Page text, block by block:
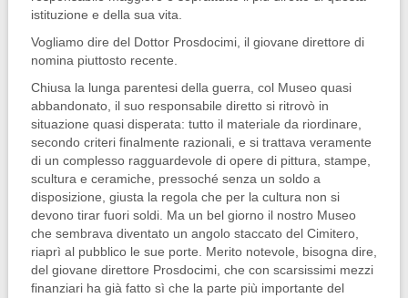
istituzione e della sua vita.
Vogliamo dire del Dottor Prosdoci­mi, il giovane direttore di
nomina piut­tosto recente.
Chiusa la lunga parentesi della guerra, col Museo quasi
abbandonato, il suo responsabile diretto si ritrovò in
situazione quasi disperata: tutto il ma­teriale da riordinare,
secondo criteri fi­nalmente razionali, e si trattava veramente
di un complesso ragguardevole di opere di pittura, stampe,
scultura e ceramiche, pressoché senza un soldo a
disposizione, giusta la regola che per la cultura non si
devono tirar fuori soldi. Ma un bel giorno il nostro Museo
che sembrava diventato un angolo staccato del Cimitero,
riaprì al pubblico le sue porte. Merito notevole, bisogna dire,
del giovane direttore Prosdocimi, che con scarsissimi mezzi
finanziari ha già fatto sì che la parte più importante del